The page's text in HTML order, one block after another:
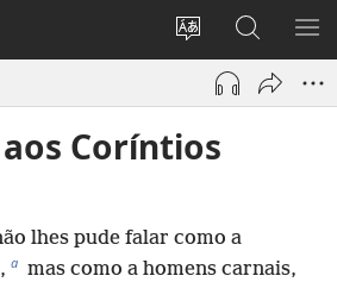
Mudar
idioma
site
Log
janela)
Buscar
no
JW.ORG
Coríntios
lhes pude falar como a
a mas como a homens carnais,